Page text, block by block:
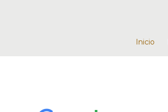
Inicio